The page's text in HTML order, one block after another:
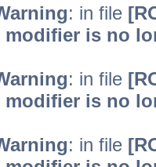
: in file
modifier is no
: in file
modifier is no
: in file